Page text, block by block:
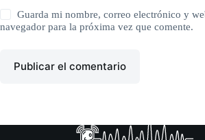
Guarda mi nombre, correo electrónico y
navegador para la próxima vez que comente.
Publicar el comentario